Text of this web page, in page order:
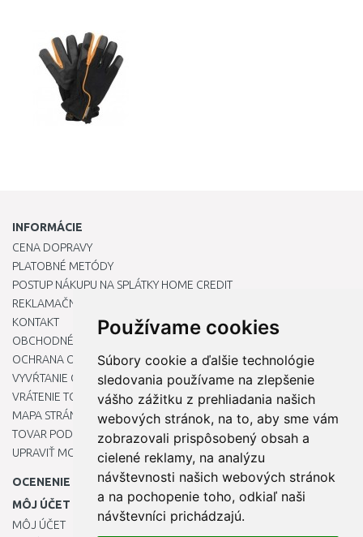
Používame cookies
Súbory cookie a ďalšie technológie
sledovania používame na zlepšenie
vášho zážitku z prehliadania našich
webových stránok, na to, aby sme vám
zobrazovali prispôsobený obsah a
cielené reklamy, na analýzu
návštevnosti našich webových stránok
a na pochopenie toho, odkiaľ naši
návštevníci prichádzajú.
Porovnať
INFORMÁCIE
CENA DOPRAVY
PLATOBNÉ METÓDY
POSTUP NÁKUPU NA SPLÁTKY HOME CREDIT
REKLAMAČNÝ PORIADOK
KONTAKT
OBCHODNÉ PODMIENKY
OCHRANA OSOBNÝCH ÚDAJOV
VYVŔTANIE OTVORU DO DREZU PRE KUCHYNSKÚ BATÉRIU
VRÁTENIE TOVARU / REKLAMÁCIE
MAPA STRÁNOK
TOVAR PODĽA ZNAČIEK
UPRAVIŤ MOJE PREDVOĽBY COOKIES
OCENENIE
MÔJ ÚČET
MÔJ ÚČET